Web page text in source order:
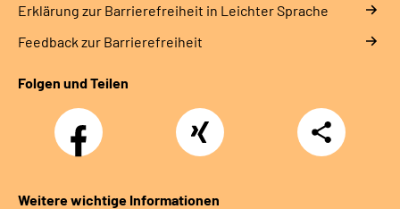
Erklärung zur Barrierefreiheit in Leichter Sprache
Feedback zur Barrierefreiheit
Folgen und Teilen
Facebook Xing
Teilen
Weitere wichtige Informationen